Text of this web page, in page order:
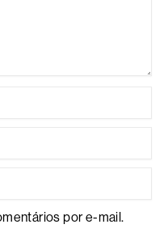
por e-mail.